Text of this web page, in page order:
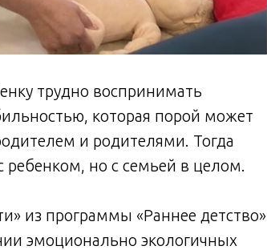
трудно воспринимать
которая порой может
и родителями. Тогда
ребенком, но с семьей в целом.
из программы «Раннее детство»
эмоционально экологичных